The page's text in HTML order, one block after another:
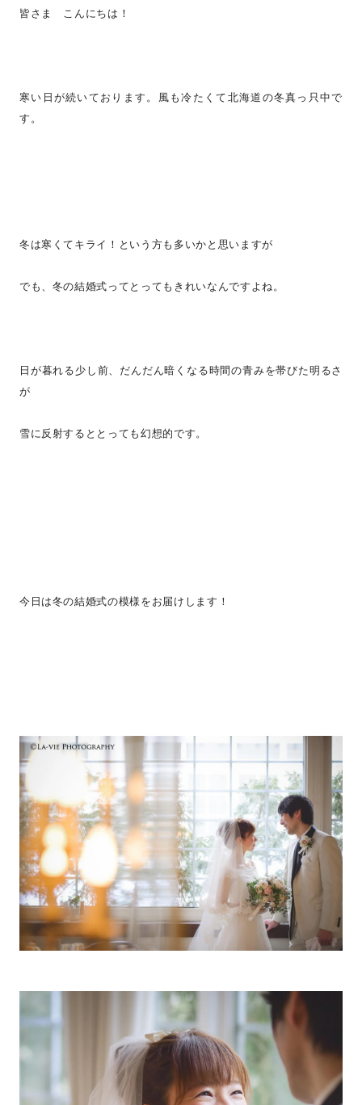
皆さま こんにちは！
寒い日が続いております。風も冷たくて北海道の冬真っ只中で
す。
冬は寒くてキライ！という方も多いかと思いますが
でも、冬の結婚式ってとってもきれいなんですよね。
日が暮れる少し前、だんだん暗くなる時間の青みを帯びた明るさ
が
雪に反射するととっても幻想的です。
今日は冬の結婚式の模様をお届けします！